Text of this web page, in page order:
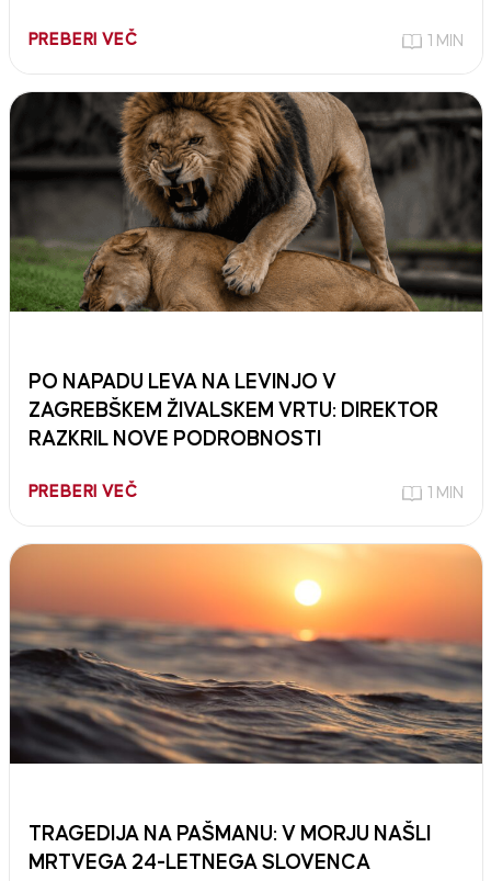
PREBERI VEČ 1 MIN
PO NAPADU LEVA NA LEVINJO V
ZAGREBŠKEM ŽIVALSKEM VRTU: DIREKTOR
RAZKRIL NOVE PODROBNOSTI
PREBERI VEČ 1 MIN
TRAGEDIJA NA PAŠMANU: V MORJU NAŠLI
MRTVEGA 24-LETNEGA SLOVENCA